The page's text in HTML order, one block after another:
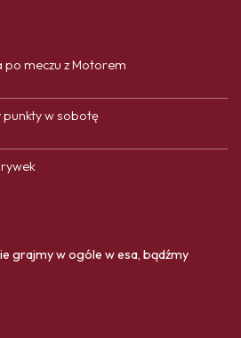
meczu z Motorem
punkty w sobotę
grajmy w ogóle w esa, bądźmy